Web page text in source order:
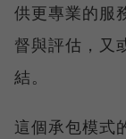
供更專業的服
督與評估，又
結。
這個承包模式